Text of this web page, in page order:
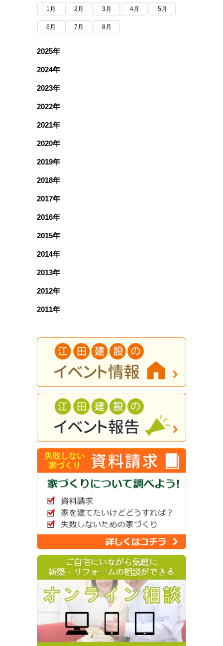
1月 2月 3月 4月 5月
6月 7月 8月
2025年
2024年
2023年
2022年
2021年
2020年
2019年
2018年
2017年
2016年
2015年
2014年
2013年
2012年
2011年